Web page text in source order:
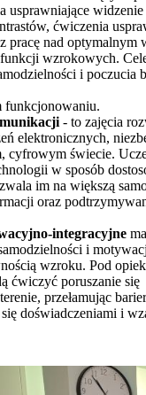
usprawniające
ćwiczenia
pracę nad optymalnym
wzrokowych.
i poczucia
funkcjonowaniu.
- to zajęcia
elektronicznych,
cyfrowym świecie.
w sposób
im na większą
oraz
integracyjne
i
wzroku. Pod
ćwiczyć poruszanie się
przełamując
doświadczeniami i